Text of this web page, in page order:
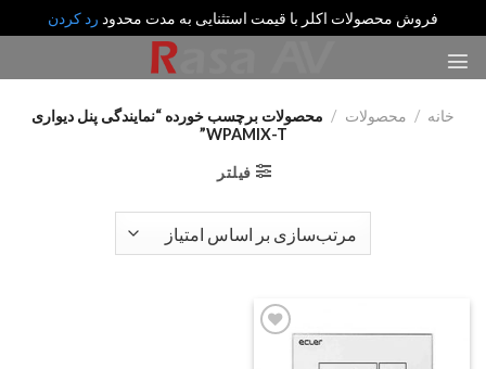
فروش محصولات اکلر با قیمت استثنایی به مدت محدود رد کردن
خانه / محصولات / محصولات برچسب خورده “نمایندگی پنل دیواری
WPAMIX-T”
فیلتر